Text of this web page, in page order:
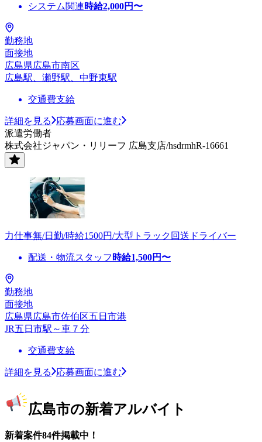
システム関連時給2,000円〜
勤務地
面接地
広島県広島市南区
広島駅、瀬野駅、中野東駅
交通費支給
詳細を見る
応募画面に進む
派遣労働者
株式会社ジャパン・リリーフ 広島支店/hsdrmhR-16661
力仕事無/日勤/時給1500円/大型トラック回送ドライバー
配送・物流スタッフ 時給1,500円〜
勤務地
面接地
広島県広島市佐伯区五日市港
JR五日市駅～車７分
交通費支給
詳細を見る 応募画面に進む
広島市の新着アルバイト
新着案件84件掲載中！